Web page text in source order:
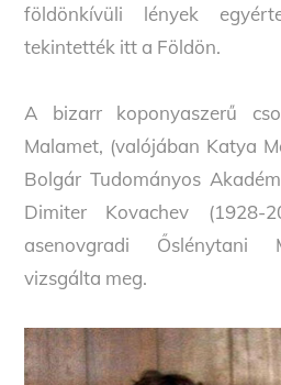
földönkívüli lények
tekintették itt a Földön.
A bizarr koponyaszerű
Malamet, (valójában Katya
Bolgár Tudományos
Dimiter Kovachev (1928-
asenovgradi Őslénytani
vizsgálta meg.